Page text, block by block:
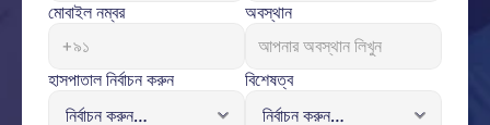
মোবাইল নম্বর অবস্থান
হাসপাতাল নির্বাচন করুন বিশেষত্ব